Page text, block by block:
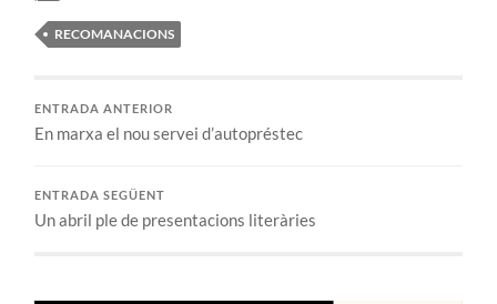
RECOMANACIONS
ENTRADA ANTERIOR
En marxa el nou servei d’autopréstec
ENTRADA SEGÜENT
Un abril ple de presentacions literàries